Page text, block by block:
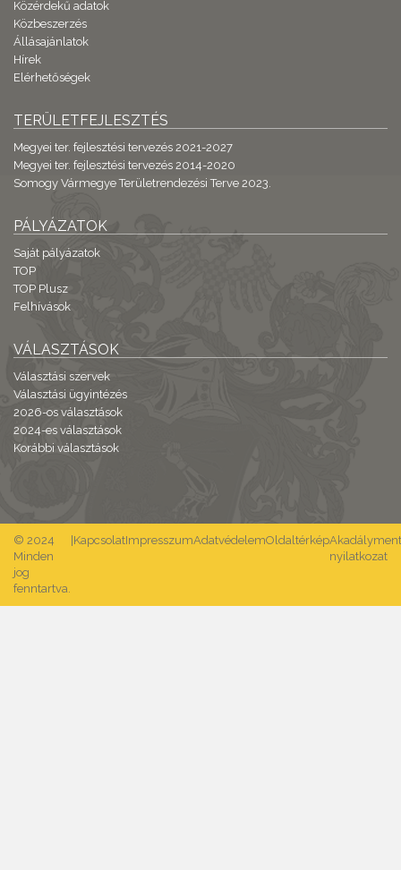
Közérdekű adatok
Közbeszerzés
Állásajánlatok
Hírek
Elérhetőségek
TERÜLETFEJLESZTÉS
Megyei ter. fejlesztési tervezés 2021-2027
Megyei ter. fejlesztési tervezés 2014-2020
Somogy Vármegye Területrendezési Terve 2023.
PÁLYÁZATOK
Saját pályázatok
TOP
TOP Plusz
Felhívások
VÁLASZTÁSOK
Választási szervek
Választási ügyintézés
2026-os választások
2024-es választások
Korábbi választások
© 2024
Minden
jog
fenntartva.
KapcsolatImpresszumAdatvédelemOldaltérkép
nyilatkozat